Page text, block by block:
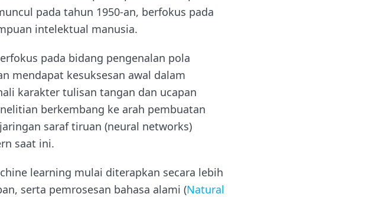
pada tahun 1950-an, berfokus pada
intelektual manusia.
pada bidang pengenalan pola
mendapat kesuksesan awal dalam
karakter tulisan tangan dan ucapan
berkembang ke arah pembuatan
saraf tiruan (neural networks)
saat ini.
learning mulai diterapkan secara lebih
serta pemrosesan bahasa alami (Natural